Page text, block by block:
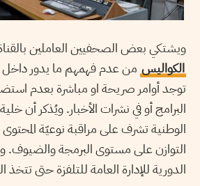
ويشتكي بعض الصحفيين العاملين
الكواليس من عدم فهمهم ما يدور داخل
توجد أوامر صريحة او مباشرة بعدم
البرامج أو في نشرات الأخبار. ويُذكر أن
الوطنية تشرف على مراقبة نوعيّة المحتوى
التوازن على مستوى البرمجة والضيوف.
الدورية للإدارة العامة للتلفزة حتى تتخذ